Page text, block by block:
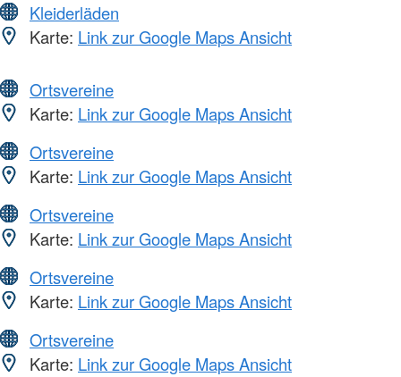
Kleiderläden
Karte: Link zur Google Maps Ansicht
Ortsvereine
Karte: Link zur Google Maps Ansicht
Ortsvereine
Karte: Link zur Google Maps Ansicht
Ortsvereine
Karte: Link zur Google Maps Ansicht
Ortsvereine
Karte: Link zur Google Maps Ansicht
Ortsvereine
Karte: Link zur Google Maps Ansicht